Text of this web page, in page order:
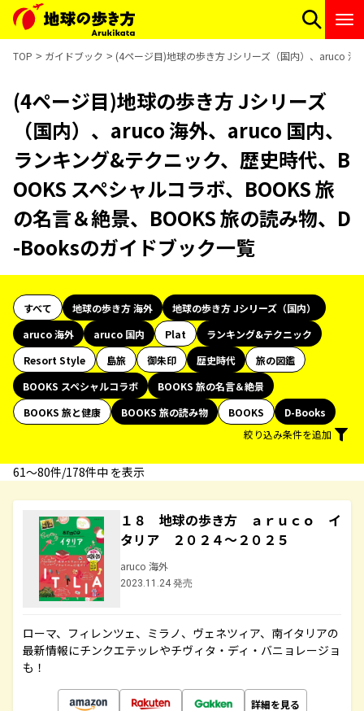
TOP ガイドブック (4ページ目)地球の歩き方 Jシリーズ（国内）、aruco
(4ページ目)地球の歩き方 Jシリーズ
（国内）、aruco 海外、aruco 国内、
ランキング&テクニック、歴史時代、B
OOKS スペシャルコラボ、BOOKS 旅
の名言＆絶景、BOOKS 旅の読み物、D
-Booksのガイドブック一覧
すべて 地球の歩き方 海外
地球の歩き方 Jシリーズ（国内）
aruco 海外
aruco 国内 Plat
ランキング&テクニック
Resort Style
島旅 御朱印 歴史時代
旅の図鑑
BOOKS スペシャルコラボ
BOOKS 旅の名言＆絶景
BOOKS 旅と健康
BOOKS 旅の読み物 BOOKS
D-Books
絞り込み条件を追加
61〜80件/178件中 を表示
１８ 地球の歩き方 ａｒｕｃｏ イ
タリア ２０２４～２０２５
aruco 海外
2023.11.24 発売
ローマ、フィレンツェ、ミラノ、ヴェネツィア、南イタリアの
最新情報にチンクエテッレやチヴィタ・ディ・バニョレージョ
も！
詳細を見る